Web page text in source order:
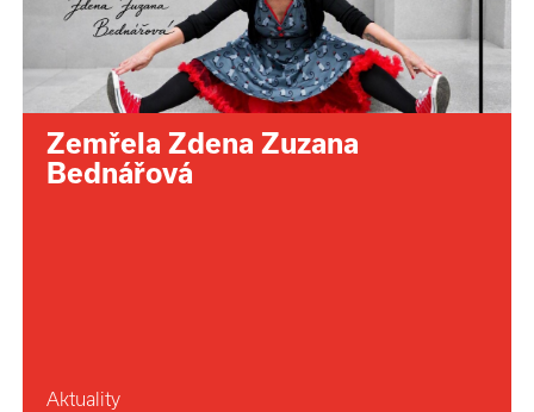
Zemřela Zdena Zuzana
Bednářová
Aktuality